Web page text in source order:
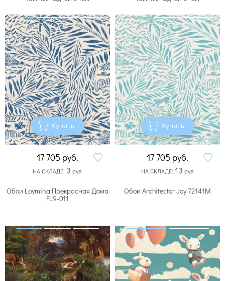
Купить
17 705 руб.
НА СКЛАДЕ: 3 рул.
Купить
17 705 руб.
НА СКЛАДЕ: 13 рул.
Обои Loymina Прекрасная Дама
FL9-011
Обои Architector Joy 72141M